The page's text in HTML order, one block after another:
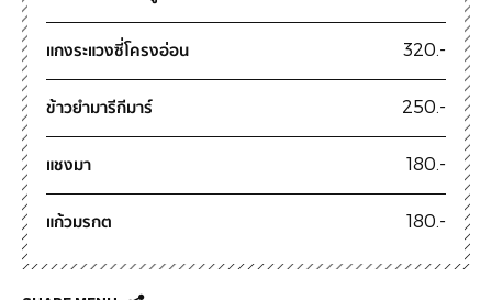
แกงระแวงซี่โครงอ่อน 320.-
ข้าวยำมารีกีมาร์ 250.-
แชงมา 180.-
แก้วมรกต 180.-